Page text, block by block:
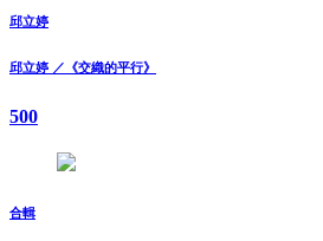
邱立婷
邱立婷 ／《交織的平行》
500
合輯